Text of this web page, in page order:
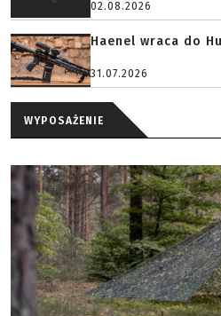
02.08.2026
Haenel wraca do
31.07.2026
WYPOSAŻENIE